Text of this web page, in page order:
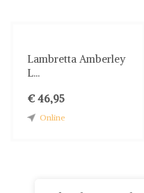
Lambretta Amberley
L...
€ 46,95
Online